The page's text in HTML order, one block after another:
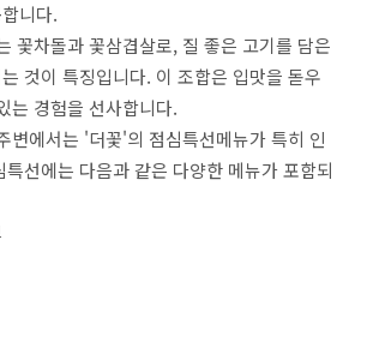
니다.
꽃차돌과 꽃삼겹살로, 질 좋은 고기를 담은
것이 특징입니다. 이 조합은 입맛을 돋우
는 경험을 선사합니다.
변에서는 '더꽃'의 점심특선메뉴가 특히 인
선에는 다음과 같은 다양한 메뉴가 포함되